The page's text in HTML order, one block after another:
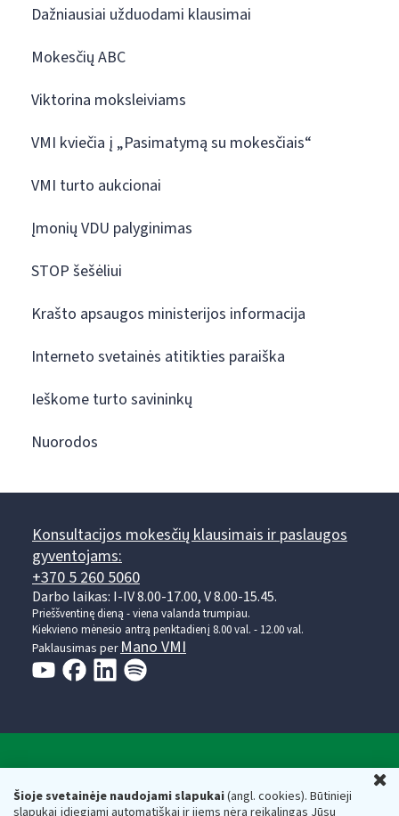
Šioje svetainėje naudojami slapukai(angl. cookies). Būtinieji
slapukai įdiegiami automatiškai ir jiems nėra reikalingas Jūsų
Dažniausiai užduodami klausimai
Mokesčių ABC
Viktorina moksleiviams
VMI kviečia į „Pasimatymą su mokesčiais“
VMI turto aukcionai
Įmonių VDU palyginimas
STOP šešėliui
Krašto apsaugos ministerijos informacija
Interneto svetainės atitikties paraiška
Ieškome turto savininkų
Nuorodos
Konsultacijos mokesčių klausimais ir paslaugos
gyventojams:
+370 5 260 5060
Darbo laikas: I-IV 8.00-17.00, V 8.00-15.45.
Prieššventinę dieną - viena valanda trumpiau.
Kiekvieno mėnesio antrą penktadienį 8.00 val. - 12.00 val.
Paklausimas per Mano VMI
Valstybinė mokesčių inspekcija prie Lietuvos
Respublikos finansų ministerijos